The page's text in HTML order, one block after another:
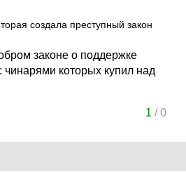
создала преступный закон
законе о поддержке
чинарями которых купил над
1 /0